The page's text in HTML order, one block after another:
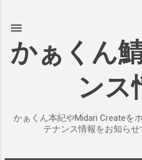
かぁくん
ンス
かぁくん本紀やMidari Createを
テナンス情報をお知ら